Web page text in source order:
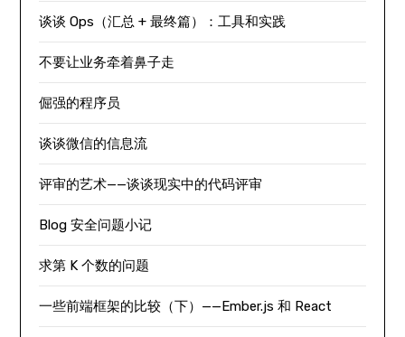
谈谈 Ops（汇总 + 最终篇）：工具和实践
不要让业务牵着鼻子走
倔强的程序员
谈谈微信的信息流
评审的艺术——谈谈现实中的代码评审
Blog 安全问题小记
求第 K 个数的问题
一些前端框架的比较（下）——Ember.js 和 React